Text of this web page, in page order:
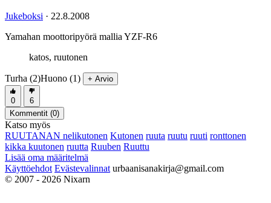
Jukeboksi · 22.8.2008
Yamahan moottoripyörä mallia YZF-R6
katos, ruutonen
Turha (2)Huono (1) + Arvio
0
6
Kommentit (0)
Katso myös
RUUTANAN nelikutonen Kutonen ruuta ruutu ruuti ronttonen
kikka kuutonen ruutta Ruuben Ruuttu
Lisää oma määritelmä
Käyttöehdot Evästevalinnat urbaanisanakirja@gmail.com
© 2007 - 2026 Nixarn